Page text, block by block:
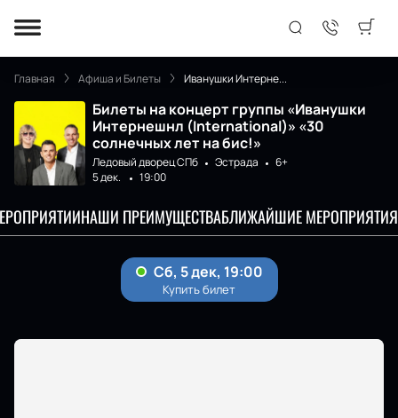
Главная Афиша и Билеты Иванушки Интерне...
Билеты на концерт группы «Иванушки
Интернешнл (International)» «30
солнечных лет на бис!»
Ледовый дворец СПб Эстрада
6+
5 дек.
19:00
НАШИ ПРЕИМУЩЕСТВАБЛИЖАЙШИЕ МЕРОПРИЯТИЯ